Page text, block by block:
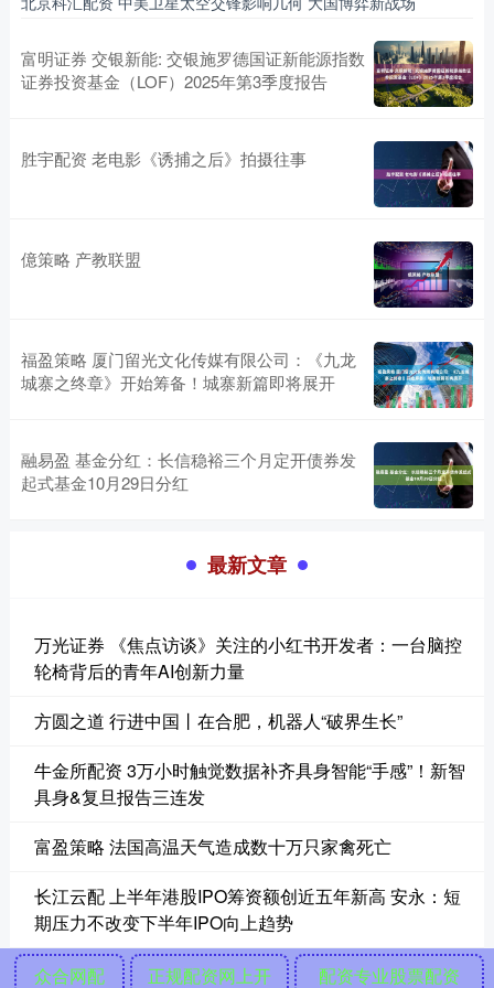
富明证券 交银新能: 交银施罗德国证新能源指数
证券投资基金（LOF）2025年第3季度报告
胜宇配资 老电影《诱捕之后》拍摄往事
億策略 产教联盟
福盈策略 厦门留光文化传媒有限公司：《九龙
城寨之终章》开始筹备！城寨新篇即将展开
融易盈 基金分红：长信稳裕三个月定开债券发
起式基金10月29日分红
最新文章
万光证券 《焦点访谈》关注的小红书开发者：一台脑控
轮椅背后的青年AI创新力量
方圆之道 行进中国丨在合肥，机器人“破界生长”
牛金所配资 3万小时触觉数据补齐具身智能“手感”！新智
具身&复旦报告三连发
富盈策略 法国高温天气造成数十万只家禽死亡
长江云配 上半年港股IPO筹资额创近五年新高 安永：短
期压力不改变下半年IPO向上趋势
众合网配 正规配资网上开 配资专业股票配资